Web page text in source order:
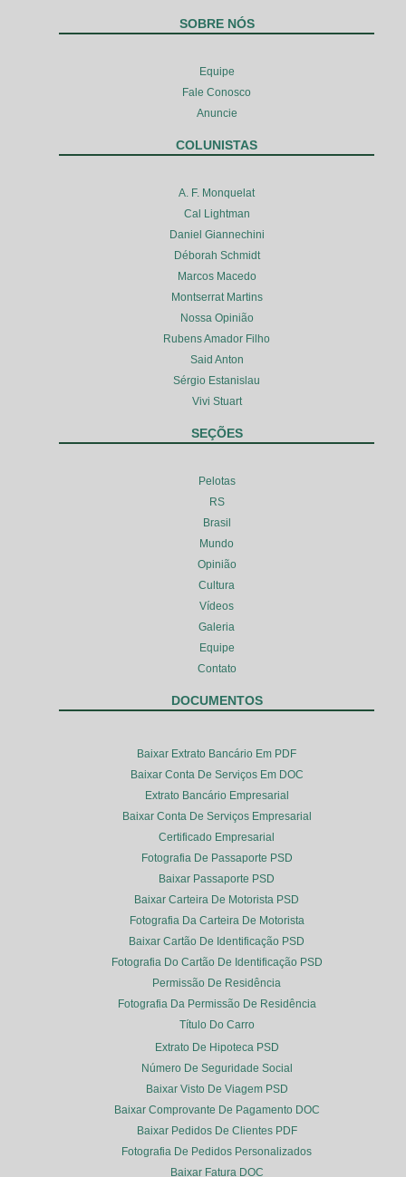
SOBRE NÓS
Equipe
Fale Conosco
Anuncie
COLUNISTAS
A. F. Monquelat
Cal Lightman
Daniel Giannechini
Déborah Schmidt
Marcos Macedo
Montserrat Martins
Nossa Opinião
Rubens Amador Filho
Said Anton
Sérgio Estanislau
Vivi Stuart
SEÇÕES
Pelotas
RS
Brasil
Mundo
Opinião
Cultura
Vídeos
Galeria
Equipe
Contato
DOCUMENTOS
Baixar Extrato Bancário Em PDF
Baixar Conta De Serviços Em DOC
Extrato Bancário Empresarial
Baixar Conta De Serviços Empresarial
Certificado Empresarial
Fotografia De Passaporte PSD
Baixar Passaporte PSD
Baixar Carteira De Motorista PSD
Fotografia Da Carteira De Motorista
Baixar Cartão De Identificação PSD
Fotografia Do Cartão De Identificação PSD
Permissão De Residência
Fotografia Da Permissão De Residência
Título Do Carro
Extrato De Hipoteca PSD
Número De Seguridade Social
Baixar Visto De Viagem PSD
Baixar Comprovante De Pagamento DOC
Baixar Pedidos De Clientes PDF
Fotografia De Pedidos Personalizados
Baixar Fatura DOC